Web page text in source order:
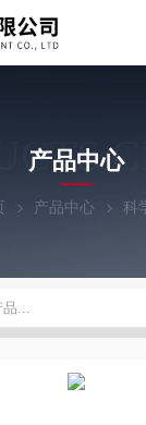
产品中心
产品中心 科